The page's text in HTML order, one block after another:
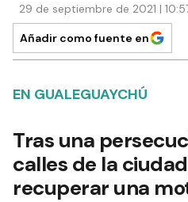
29 de septiembre de 2021 |
Añadir como fuente en
EN GUALEGUAYCHÚ
Tras una
calles de la
recuperar una